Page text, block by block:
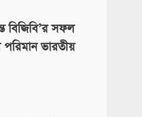
বিজিবি’র সফল
ভারতীয়